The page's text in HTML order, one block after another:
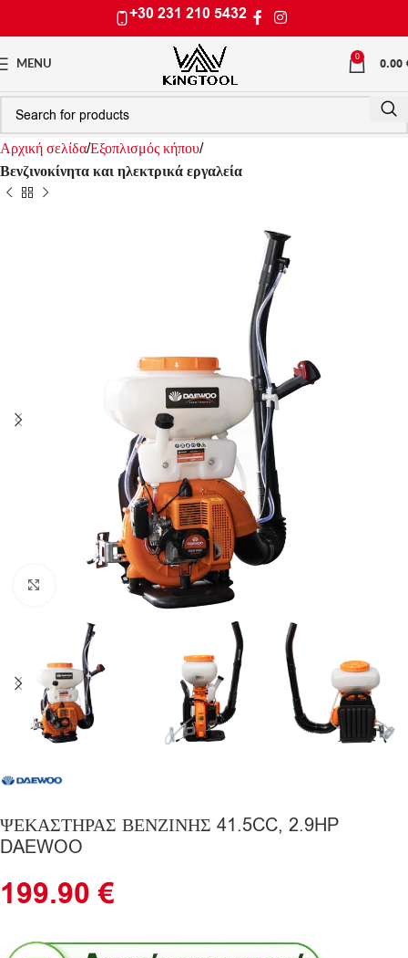
+30 231 210 5432
MENU
0 0.00
Αρχική σελίδαΕξοπλισμός κήπου
Βενζινοκίνητα και ηλεκτρικά εργαλεία
Click to enlarge
ΨΕΚΑΣΤΗΡΑΣ ΒΕΝΖΙΝΗΣ 41.5CC, 2.9HP
DAEWOO
199.90€